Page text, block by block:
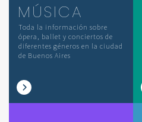
MÚSICA
Toda la información sobre
ópera, ballet y conciertos de
diferentes géneros en la ciudad
de Buenos Aires